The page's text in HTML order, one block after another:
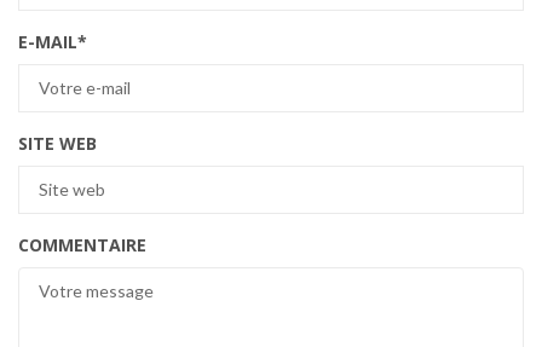
E-MAIL*
SITE WEB
COMMENTAIRE